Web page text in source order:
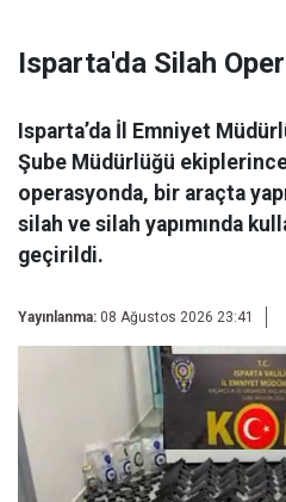
Isparta'da Silah
Isparta’da İl Emniyet
Şube Müdürlüğü
operasyonda, bir araçta
silah ve silah yapımında
geçirildi.
Yayınlanma: 08 Ağustos 2026 23:41